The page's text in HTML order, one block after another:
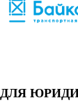
ДЛЯ